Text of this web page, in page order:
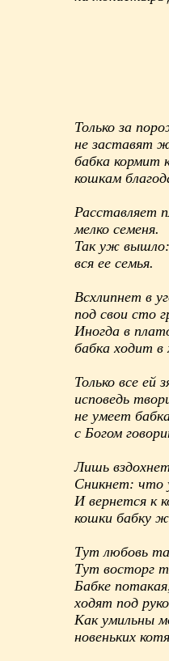
Только за
не заставят
бабка кормит
кошкам
Расставляет
мелко семеня.
Так уж
вся ее семья.
Всхлипнет в
под свои сто
Иногда в
бабка ходит в
Только все ей
исповедь
не умеет
с Богом
Лишь
Сникнет:
И вернется к
кошки бабку
Тут любовь
Тут восторг
Бабке
ходят под
Как умильны
новеньких